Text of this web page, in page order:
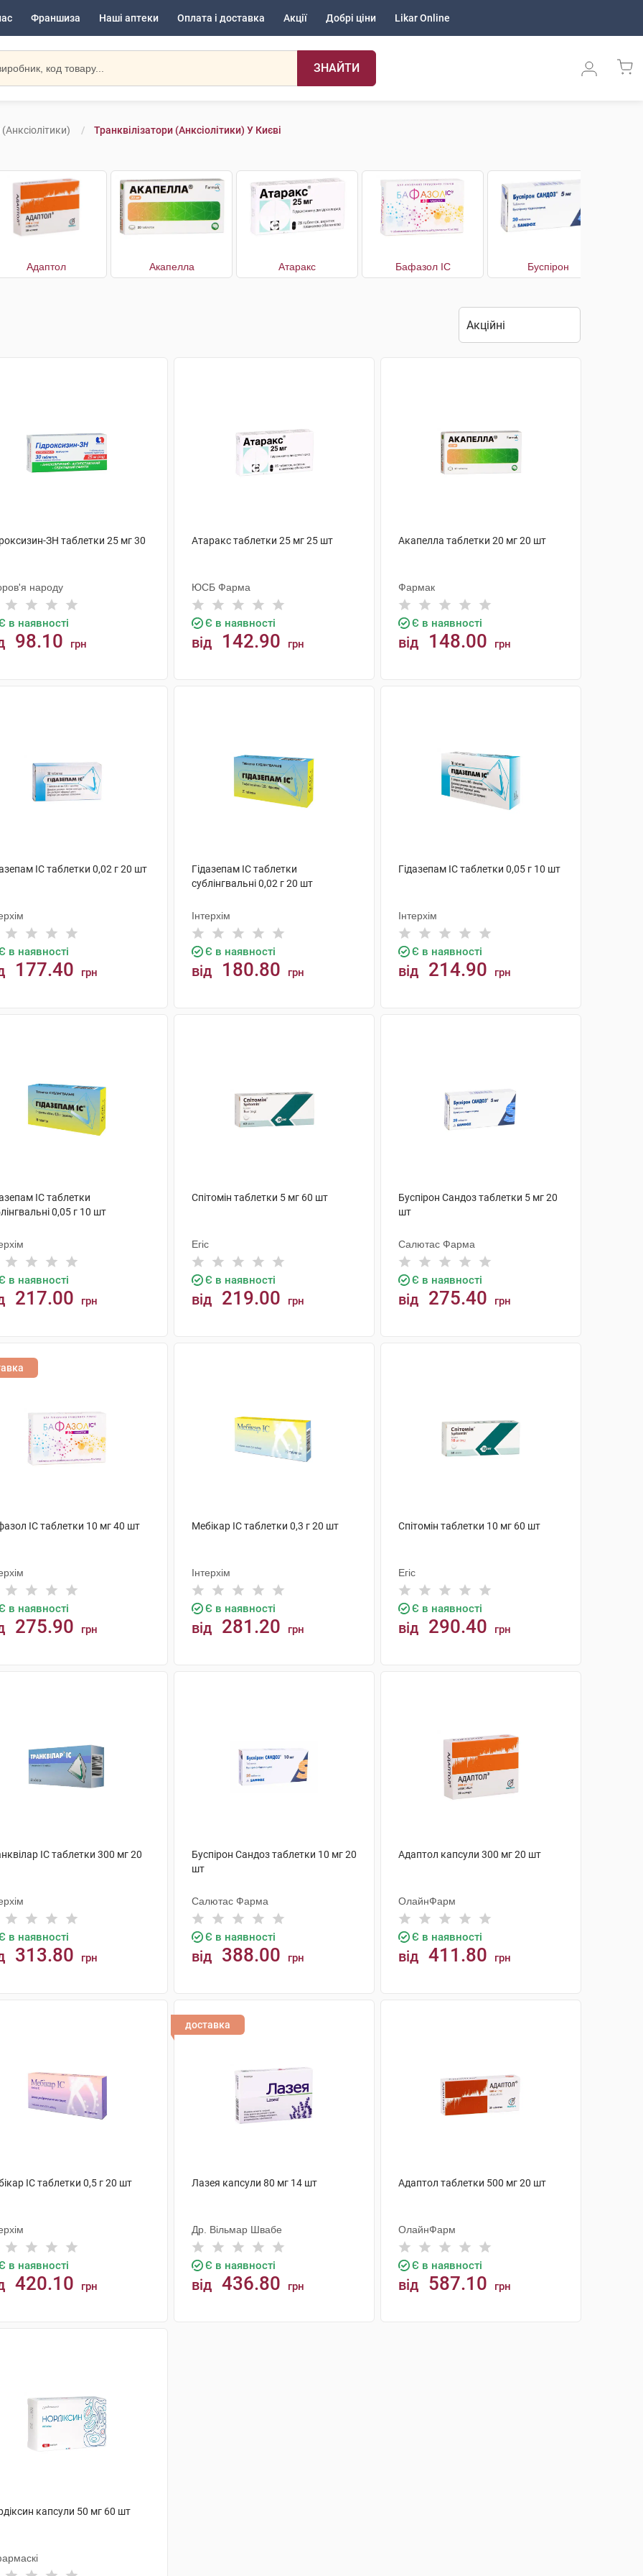
Франшиза Наші аптеки Оплата і доставка Акції Добрі ціни Likar Online
ЗНАЙТИ
Транквілізатори (анксіолітики) У Києві
Адаптол Акапелла Атаракс Бафазол IC Буспірон
ЗН таблетки 25 мг 30
народу
в наявності
98.10 грн
Атаракс таблетки 25 мг 25 шт
ЮСБ Фарма
Є в наявності
від 142.90 грн
Акапелла таблетки 20 мг 20 шт
Фармак
Є в наявності
від 148.00 грн
IC таблетки 0,02 г 20 шт
в наявності
177.40 грн
Гідазепам IC таблетки
сублінгвальні 0,02 г 20 шт
Інтерхім
Є в наявності
від 180.80 грн
Гідазепам IC таблетки 0,05 г 10 шт
Інтерхім
Є в наявності
від 214.90 грн
IC таблетки
0,05 г 10 шт
в наявності
217.00 грн
Спітомін таблетки 5 мг 60 шт
Егіс
Є в наявності
від 219.00 грн
Буспірон Сандоз таблетки 5 мг 20
шт
Салютас Фарма
Є в наявності
від 275.40 грн
IC таблетки 10 мг 40 шт
в наявності
275.90 грн
Мебікар IC таблетки 0,3 г 20 шт
Інтерхім
Є в наявності
від 281.20 грн
Спітомін таблетки 10 мг 60 шт
Егіс
Є в наявності
від 290.40 грн
IC таблетки 300 мг 20
в наявності
313.80 грн
Буспірон Сандоз таблетки 10 мг 20
шт
Салютас Фарма
Є в наявності
від 388.00 грн
Адаптол капсули 300 мг 20 шт
ОлайнФарм
Є в наявності
від 411.80 грн
IC таблетки 0,5 г 20 шт
в наявності
420.10 грн
доставка
Лазея капсули 80 мг 14 шт
Др. Вільмар Швабе
Є в наявності
від 436.80 грн
Адаптол таблетки 500 мг 20 шт
ОлайнФарм
Є в наявності
від 587.10 грн
капсули 50 мг 60 шт